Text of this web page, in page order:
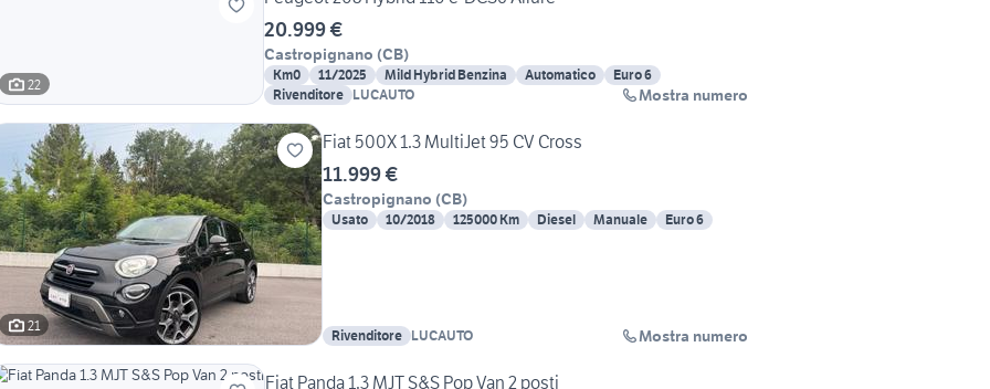
22
20.999 €
Castropignano (CB)
Km0 11/2025 Mild Hybrid Benzina Automatico
Euro 6
Rivenditore LUCAUTO Mostra numero
21
Fiat 500X 1.3 MultiJet 95 CV Cross
11.999 €
Castropignano (CB)
Usato 10/2018 125000 Km Diesel Manuale Euro 6
Rivenditore LUCAUTO Mostra numero
Fiat Panda 1.3 MJT S&S Pop Van 2 posti